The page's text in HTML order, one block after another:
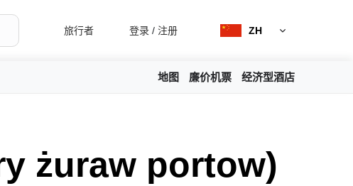
旅行者 登录 / 注册 ZH
地图 廉价机票 经济型酒店
żuraw portow)